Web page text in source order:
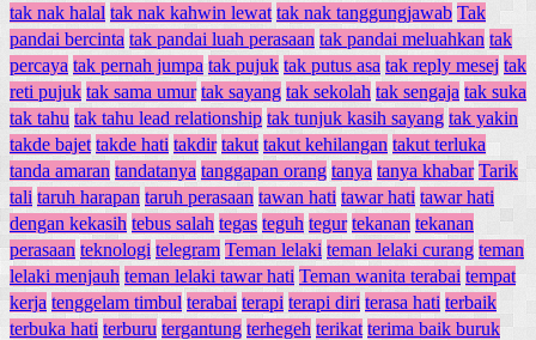
tak nak halal tak nak kahwin lewat tak nak tanggungjawab Tak
pandai bercinta tak pandai luah perasaan tak pandai meluahkan tak
percaya tak pernah jumpa tak pujuk tak putus asa tak reply mesej tak
reti pujuk tak sama umur tak sayang tak sekolah tak sengaja tak suka
tak tahu tak tahu lead relationship tak tunjuk kasih sayang tak yakin
takde bajet takde hati takdir takut takut kehilangan takut terluka
tanda amaran tandatanya tanggapan orang tanya tanya khabar Tarik
tali taruh harapan taruh perasaan tawan hati tawar hati tawar hati
dengan kekasih tebus salah tegas teguh tegur tekanan tekanan
perasaan teknologi telegram Teman lelaki teman lelaki curang teman
lelaki menjauh teman lelaki tawar hati Teman wanita terabai tempat
kerja tenggelam timbul terabai terapi terapi diri terasa hati terbaik
terbuka hati terburu tergantung terhegeh terikat terima baik buruk